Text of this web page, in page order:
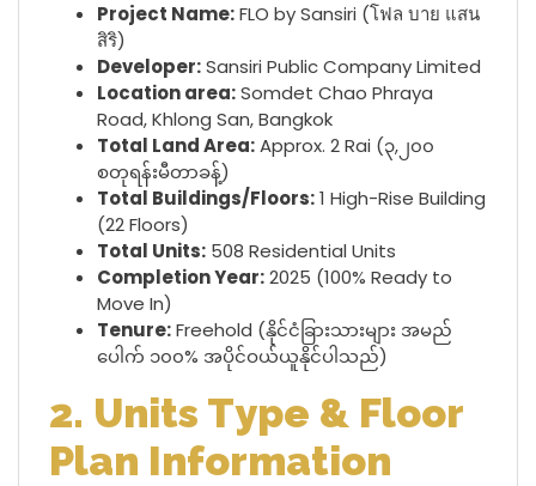
Project Name:FLO by Sansiri (โฟล บาย แสน
สิริ)
Developer:Sansiri Public Company Limited
Location area:Somdet Chao Phraya
Road, Khlong San, Bangkok
Total Land Area:Approx. 2 Rai (၃,၂၀၀
စတုရန်းမီတာခန့်)
Total Buildings/Floors:1 High-Rise Building
(22 Floors)
Total Units: 508 Residential Units
Completion Year:2025 (100% Ready to
Move In)
Tenure:Freehold (နိုင်ငံခြားသားများ အမည်
ပေါက် ၁၀၀% အပိုင်ဝယ်ယူနိုင်ပါသည်)
2. Units Type & Floor
Plan Information